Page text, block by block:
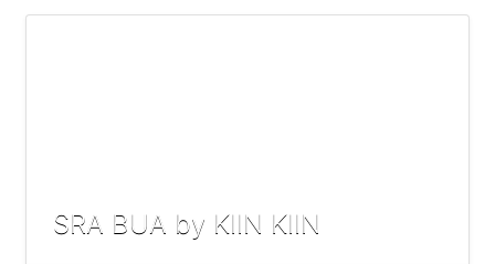
SRA BUA by KIIN KIIN